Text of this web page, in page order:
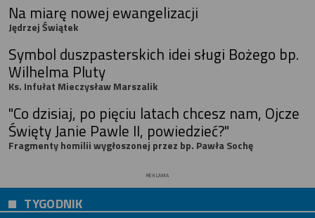
Na miarę nowej ewangelizacji
Jędrzej Świątek
Symbol duszpasterskich idei sługi Bożego bp.
Wilhelma Pluty
Ks. Infułat Mieczysław Marszalik
"Co dzisiaj, po pięciu latach chcesz nam, Ojcze
Święty Janie Pawle II, powiedzieć?"
Fragmenty homilii wygłoszonej przez bp. Pawła Sochę
REKLAMA
TYGODNIK